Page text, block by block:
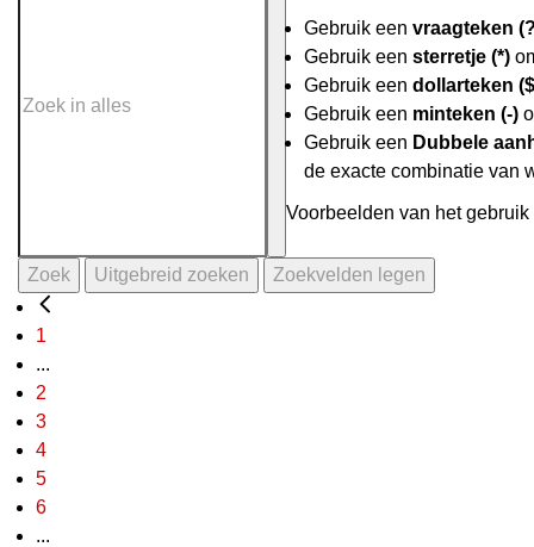
Gebruik een vraagteken
Gebruik een sterretje (*)
Gebruik een dollarteken
Gebruik een minteken (-)
Gebruik een Dubbele
de exacte combinatie van
Voorbeelden van het
Zoek Uitgebreid zoeken Zoekvelden legen
1
...
2
3
4
5
6
...